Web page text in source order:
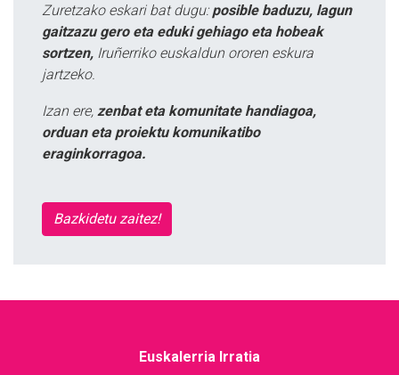
Zuretzako eskari bat dugu: posible baduzu, lagun
gaitzazu gero eta eduki gehiago eta hobeak
sortzen, Iruñerriko euskaldun ororen eskura
jartzeko.
Izan ere, zenbat eta komunitate handiagoa,
orduan eta proiektu komunikatibo
eraginkorragoa.
Bazkidetu zaitez!
Euskalerria Irratia